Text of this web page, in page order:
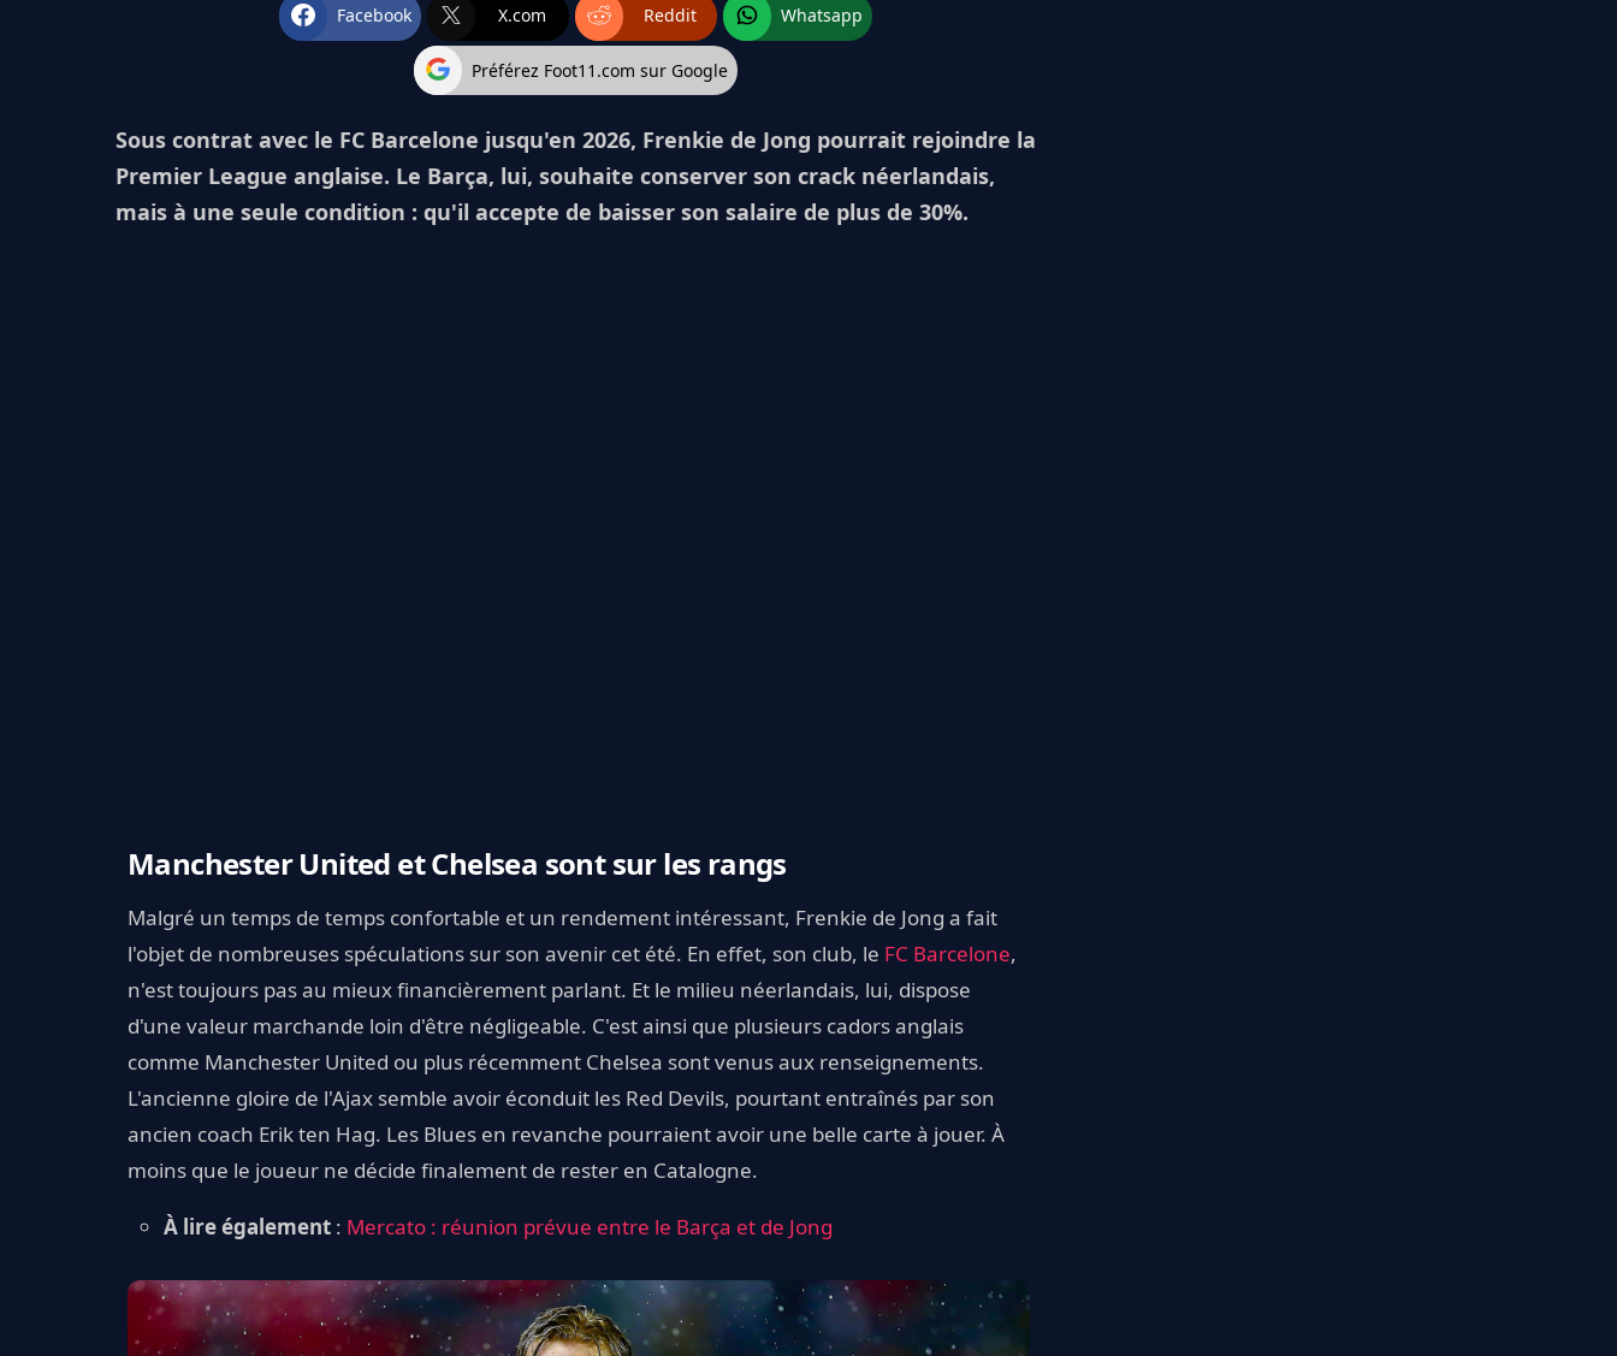
Facebook X.com Reddit Whatsapp
Préférez Foot11.com sur Google
Sous contrat avec le FC Barcelone jusqu'en 2026, Frenkie de Jong pourrait rejoindre la
Premier League anglaise. Le Barça, lui, souhaite conserver son crack néerlandais,
mais à une seule condition : qu'il accepte de baisser son salaire de plus de 30%.
Manchester United et Chelsea sont sur les rangs
Malgré un temps de temps confortable et un rendement intéressant, Frenkie de Jong a fait
l'objet de nombreuses spéculations sur son avenir cet été. En effet, son club, le FC Barcelone,
n'est toujours pas au mieux financièrement parlant. Et le milieu néerlandais, lui, dispose
d'une valeur marchande loin d'être négligeable. C'est ainsi que plusieurs cadors anglais
comme Manchester United ou plus récemment Chelsea sont venus aux renseignements.
L'ancienne gloire de l'Ajax semble avoir éconduit les Red Devils, pourtant entraînés par son
ancien coach Erik ten Hag. Les Blues en revanche pourraient avoir une belle carte à jouer. À
moins que le joueur ne décide finalement de rester en Catalogne.
À lire également : Mercato : réunion prévue entre le Barça et de Jong